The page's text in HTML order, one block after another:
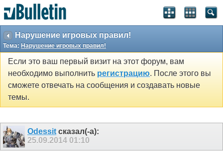
Нарушение игровых правил!
Тема: Нарушение игровых правил!
Если это ваш первый визит на этот форум, вам
необходимо выполнить регистрацию. После этого вы
сможете отвечать на сообщения и создавать новые
темы.
Odessit сказал(-а):
25.09.2014 01:10